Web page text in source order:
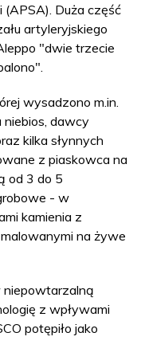
(APSA). Duża część
artyleryjskiego
"dwie trzecie
wysadzono m.in.
dawcy
kilka słynnych
z piaskowca na
od 3 do 5
- w
kamienia z
na żywe
niepowtarzalną
z wpływami
potępiło jako